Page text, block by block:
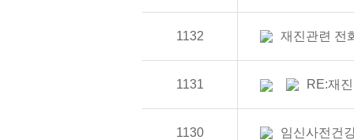
1132 재진관련 전
1131 RE:재
1130 임신사전건